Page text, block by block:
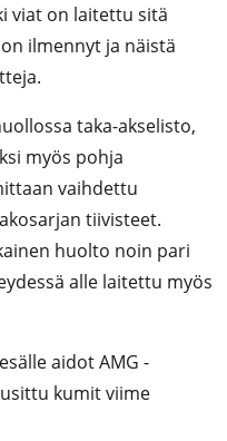
viat on laitettu sitä
ilmennyt ja näistä
taka-akselisto,
myös pohja
vaihdettu
tiivisteet.
huolto noin pari
alle laitettu myös
aidot AMG -
kumit viime